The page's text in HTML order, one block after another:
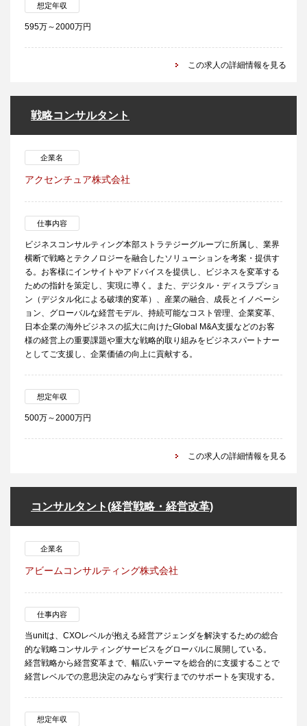
想定年収
595万～2000万円
この求人の詳細情報を見る
戦略コンサルタント
企業名
アクセンチュア株式会社
仕事内容
ビジネスコンサルティング本部ストラテジーグループに所属し、業界
横断で戦略とテクノロジーを融合したソリューションを考案・提供す
る。お客様にインサイトやアドバイスを提供し、ビジネスを変革する
ための指針を策定し、実現に導く。また、デジタル・ディスラプショ
ン（デジタル化による破壊的変革）、産業の融合、成長とイノベーシ
ョン、グローバルな経営モデル、持続可能なコスト管理、企業変革、
日本企業の海外ビジネスの拡大に向けたGlobal M&A支援などのお客
様の経営上の重要課題や重大な戦略的取り組みをビジネスパートナー
としてご支援し、企業価値の向上に貢献する。
想定年収
500万～2000万円
この求人の詳細情報を見る
コンサルタント(経営戦略・経営改革)
企業名
アビームコンサルティング株式会社
仕事内容
当unitは、CXOレベルが抱える経営アジェンダを解決するための総合
的な戦略コンサルティングサービスをグローバルに展開している。
経営戦略から経営変革まで、幅広いテーマを総合的に支援することで
経営レベルでの意思決定のみならず実行までのサポートを実現する。
想定年収